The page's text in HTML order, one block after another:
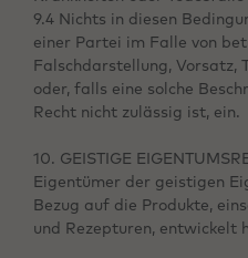
9.4 Nichts in diesen
einer Partei im Falle von
Falschdarstellung, Vorsatz,
oder, falls eine solche
Recht nicht zulässig ist, ein.
10. GEISTIGE
Eigentümer der geistigen
Bezug auf die Produkte,
und Rezepturen, entwickelt